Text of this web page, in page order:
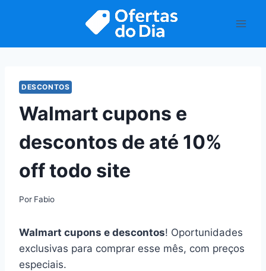
DESCONTOS
Walmart cupons e
descontos de até 10%
off todo site
Por Fabio
Walmart cupons e descontos! Oportunidades
exclusivas para comprar esse mês, com preços
especiais.